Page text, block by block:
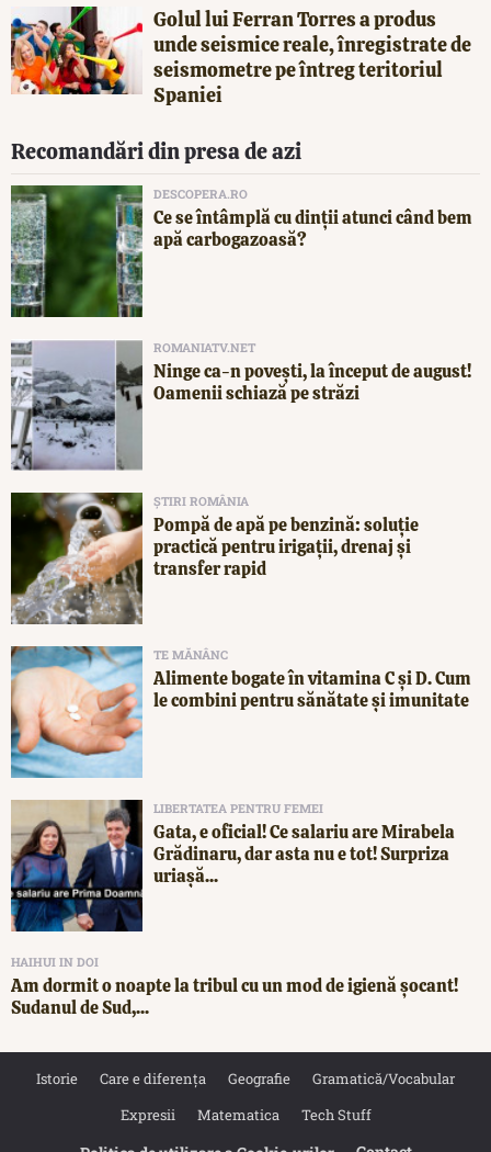
Golul lui Ferran Torres a produs
unde seismice reale, înregistrate de
seismometre pe întreg teritoriul
Spaniei
Recomandări din presa de azi
DESCOPERA.RO
Ce se întâmplă cu dinții atunci când bem
apă carbogazoasă?
ROMANIATV.NET
Ninge ca-n povești, la început de august!
Oamenii schiază pe străzi
ȘTIRI ROMÂNIA
Pompă de apă pe benzină: soluție
practică pentru irigații, drenaj și
transfer rapid
TE MĂNÂNC
Alimente bogate în vitamina C și D. Cum
le combini pentru sănătate și imunitate
LIBERTATEA PENTRU FEMEI
Gata, e oficial! Ce salariu are Mirabela
Grădinaru, dar asta nu e tot! Surpriza
uriașă...
HAIHUI IN DOI
Am dormit o noapte la tribul cu un mod de igienă șocant!
Sudanul de Sud,...
Istorie Care e diferența Geografie
Gramatică/Vocabular
Expresii
Matematica Tech Stuff